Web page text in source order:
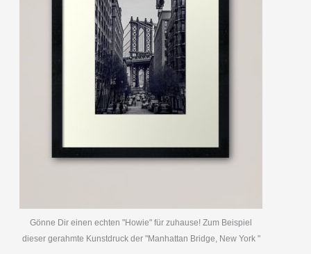
Gönne Dir einen echten "Howie" für zuhause! Zum Beispiel
dieser gerahmte Kunstdruck der "Manhattan Bridge, New York "